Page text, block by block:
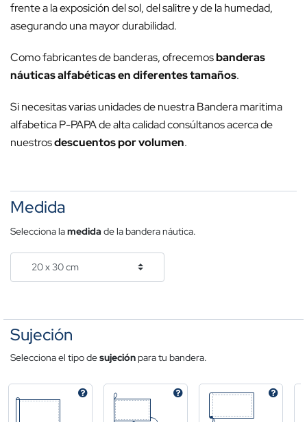
frente a la exposición del sol, del salitre y de la humedad,
asegurando una mayor durabilidad.
Como fabricantes de banderas, ofrecemosbanderas
náuticas alfabéticas en diferentes tamaños.
Si necesitas varias unidades de nuestra Bandera maritima
alfabetica P-PAPA de alta calidad consúltanos acerca de
nuestrosdescuentos por volumen.
Medida
Selecciona lamedida de la bandera náutica.
Sujeción
Selecciona el tipo desujeciónpara tu bandera.